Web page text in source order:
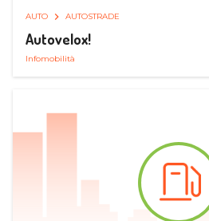
AUTO AUTOSTRADE
Autovelox!
Infomobilità